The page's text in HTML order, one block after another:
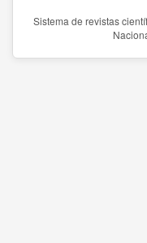
Sistema de revistas